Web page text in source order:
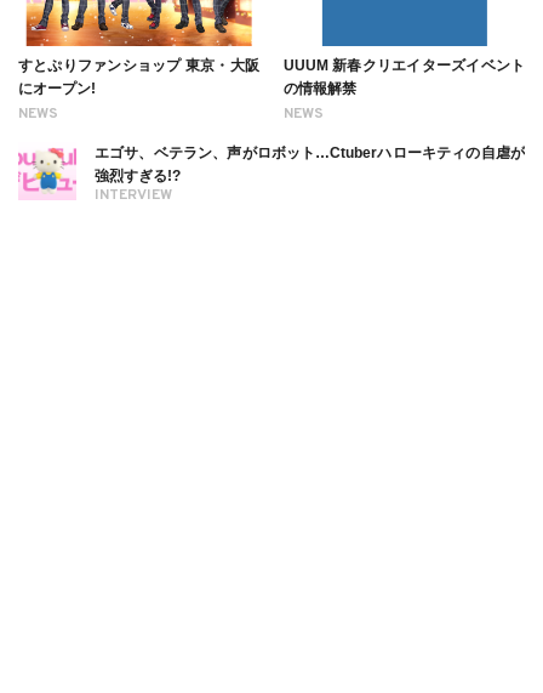
NEWS
すとぷりファンショップ 東京・大阪
にオープン!
NEWS
UUUM 新春クリエイターズイベント
の情報解禁
INTERVIEW
エゴサ、ベテラン、声がロボット…Ctuberハローキティの自虐が
強烈すぎる!?